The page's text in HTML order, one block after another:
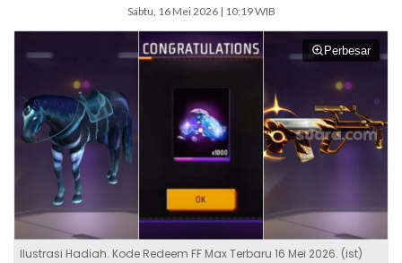
Sabtu, 16 Mei 2026 | 10:19 WIB
Perbesar
Ilustrasi Hadiah. Kode Redeem FF Max Terbaru 16 Mei 2026. (ist)